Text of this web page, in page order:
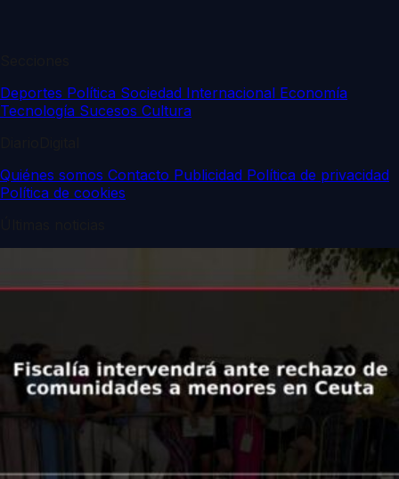
Deportes Política Sociedad Internacional Economía
Tecnología Sucesos Cultura
Quiénes somos Contacto Publicidad Política de privacidad
Política de cookies